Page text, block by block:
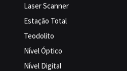
Laser Scanner
Estação Total
Teodolito
Nível Óptico
Nível Digital